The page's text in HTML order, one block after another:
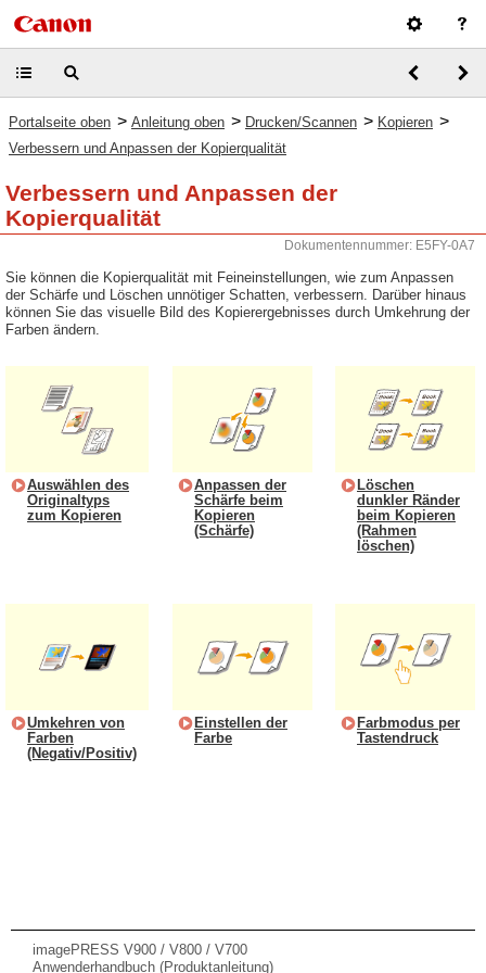
Portalseite oben > Anleitung oben > Drucken/Scannen > Kopieren >
Verbessern und Anpassen der Kopierqualität
Verbessern und Anpassen der
Kopierqualität
Dokumentennummer: E5FY-0A7
Sie können die Kopierqualität mit Feineinstellungen, wie zum Anpassen
der Schärfe und Löschen unnötiger Schatten, verbessern. Darüber hinaus
können Sie das visuelle Bild des Kopierergebnisses durch Umkehrung der
Farben ändern.
Auswählen des
Originaltyps
zum Kopieren
Anpassen der
Schärfe beim
Kopieren
(Schärfe)
Löschen
dunkler Ränder
beim Kopieren
(Rahmen
löschen)
Umkehren von
Farben
(Negativ/Positiv)
Einstellen der
Farbe
Farbmodus per
Tastendruck
imagePRESS V900 / V800 / V700
Anwenderhandbuch (Produktanleitung)